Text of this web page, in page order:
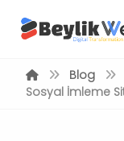
Blog
Sosyal İmleme